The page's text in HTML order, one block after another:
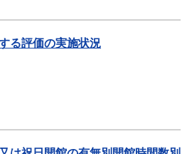
る評価の実施状況